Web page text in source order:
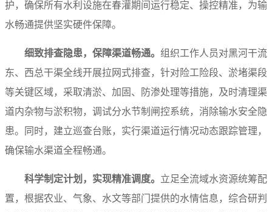
护，确保所有水利设施在春灌期间运行稳定、操控精准，为输
水畅通提供坚实硬件保障。
细致排查隐患，保障渠道畅通。 组织工作人员对黑河干流
东、西总干渠全线开展拉网式排查，针对险工险段、淤堵渠段
等关键区域，采取清淤、加固、防渗处理等措施，及时清理渠
道内杂物与淤积物，调试分水节制闸控系统，消除输水安全隐
患。同时，建立巡查台账，实行渠道运行情况动态跟踪管理，
确保输水渠道全程畅通。
科学制定计划，实现精准调度。 立足全流域水资源统筹配
置，根据农业、气象、水文等部门提供的水情信息，综合研判